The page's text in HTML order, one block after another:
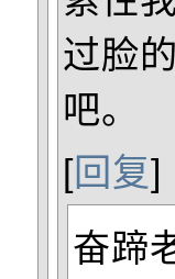
过脸
吧。
[回复]
奋蹄